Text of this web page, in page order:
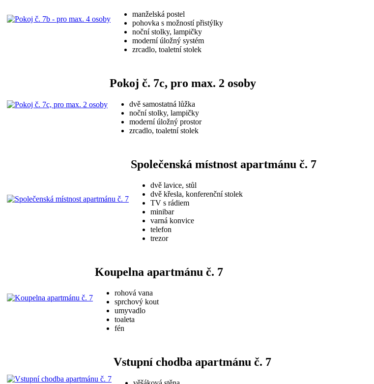
manželská postel
pohovka s možností přistýlky
noční stolky, lampičky
moderní úložný systém
zrcadlo, toaletní stolek
Pokoj č. 7c, pro max. 2 osoby
dvě samostatná lůžka
noční stolky, lampičky
moderní úložný prostor
zrcadlo, toaletní stolek
Společenská místnost apartmánu č. 7
dvě lavice, stůl
dvě křesla, konferenční stolek
TV s rádiem
minibar
varná konvice
telefon
trezor
Koupelna apartmánu č. 7
rohová vana
sprchový kout
umyvadlo
toaleta
fén
Vstupní chodba apartmánu č. 7